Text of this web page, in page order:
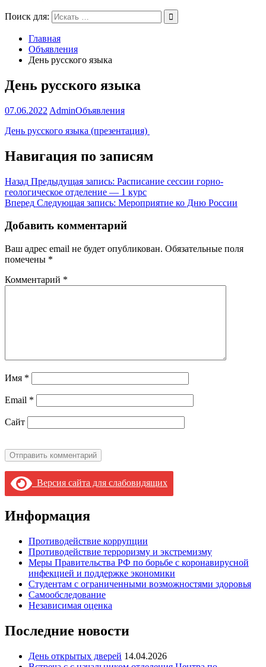
Поиск для:
Главная
Объявления
День русского языка
День русского языка
07.06.2022 AdminОбъявления
День русского языка (презентация)
Навигация по записям
Назад Предыдущая запись: Расписание сессии горно-
геологическое отделение — 1 курс
Вперед Следующая запись: Мероприятие ко Дню России
Добавить комментарий
Ваш адрес email не будет опубликован. Обязательные поля
помечены *
Комментарий *
Имя *
Email *
Сайт
Версия сайта для слабовидящих
Информация
Противодействие коррупции
Противодействие терроризму и экстремизму
Меры Правительства РФ по борьбе с коронавирусной
инфекцией и поддержке экономики
Студентам с ограниченными возможностями здоровья
Самообследование
Независимая оценка
Последние новости
День открытых дверей 14.04.2026